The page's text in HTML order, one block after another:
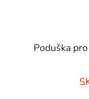
Poduška